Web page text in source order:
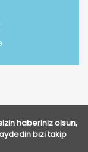
haberiniz olsun,
bizi takip